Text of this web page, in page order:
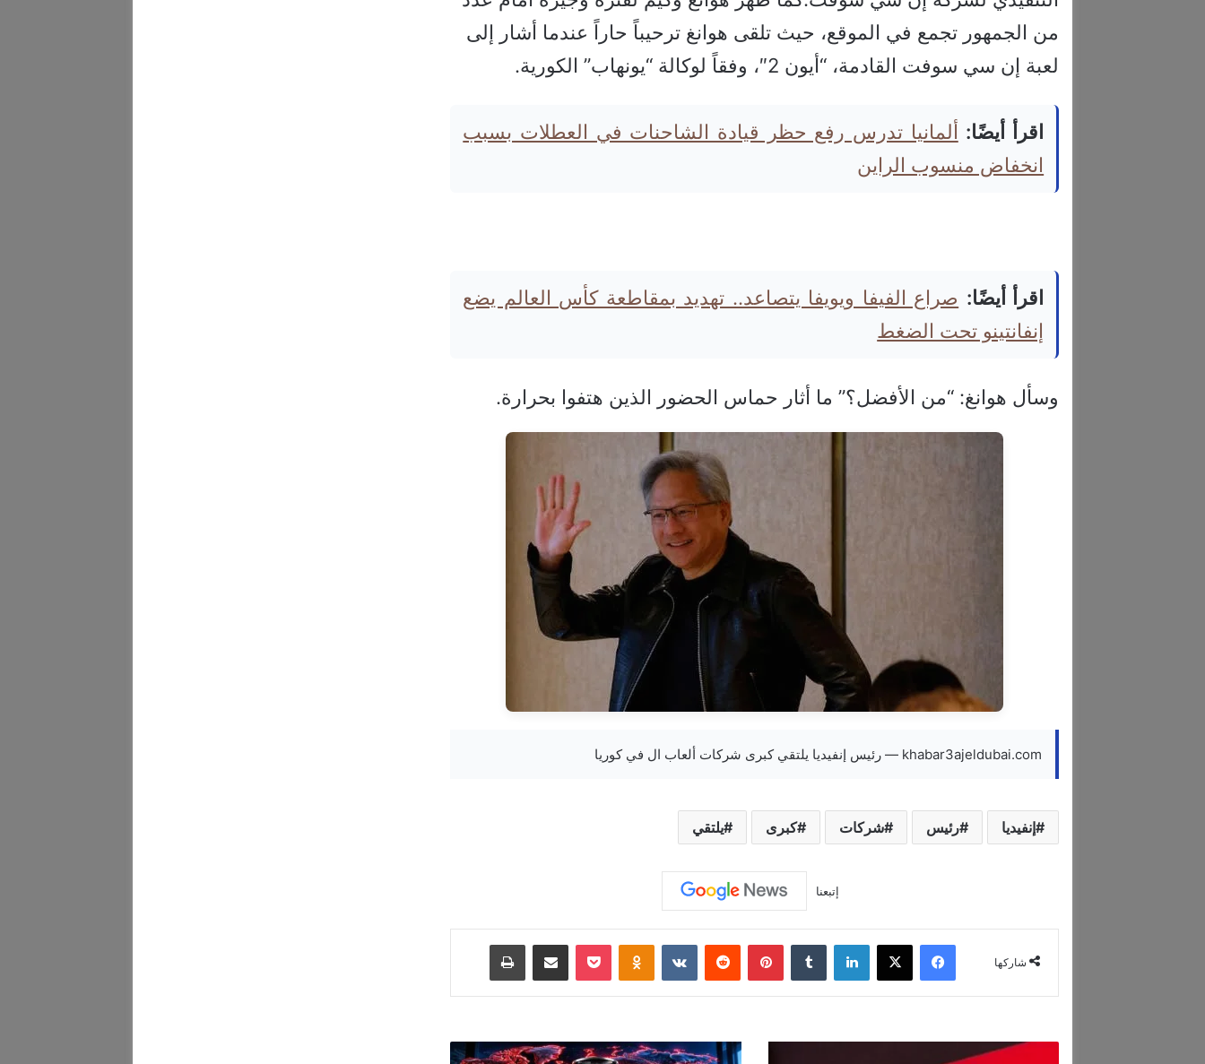
من الجمهور تجمع في الموقع، حيث تلقى هوانغ ترحيباً حاراً عندما أشار إلى
لعبة إن سي سوفت القادمة، “أيون 2″، وفقاً لوكالة “يونهاب” الكورية.
اقرأ أيضًا: ألمانيا تدرس رفع حظر قيادة الشاحنات في العطلات بسبب
انخفاض منسوب الراين
اقرأ أيضًا: صراع الفيفا ويويفا يتصاعد.. تهديد بمقاطعة كأس العالم يضع
إنفانتينو تحت الضغط
وسأل هوانغ: “من الأفضل؟” ما أثار حماس الحضور الذين هتفوا بحرارة.
khabar3ajeldubai.com — رئيس إنفيديا يلتقي كبرى شركات ألعاب ال في كوريا
إنفيديا رئيس شركات كبرى يلتقي
إتبعنا
شاركها
فيسبوك ‫X لينكدإن ‏Tumblr بينتيريست ‏Reddit
‏VKontakte
Odnoklassniki
‫Pocket مشاركة عبر البريد طباعة
ك